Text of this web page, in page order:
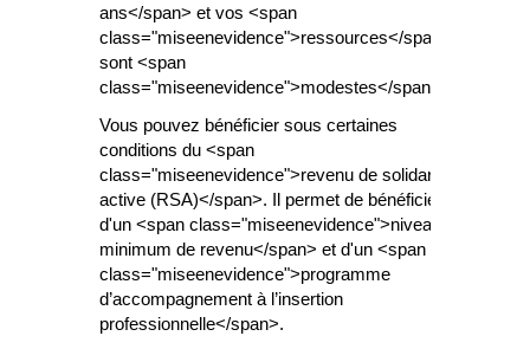
ans</span> et vos <span
class="miseenevidence">ressources</span>
sont <span
class="miseenevidence">modestes</span> ?
Vous pouvez bénéficier sous certaines
conditions du <span
class="miseenevidence">revenu de solidarité
active (RSA)</span>. Il permet de bénéficier
d'un <span class="miseenevidence">niveau
minimum de revenu</span> et d'un <span
class="miseenevidence">programme
d’accompagnement à l’insertion
professionnelle</span>.